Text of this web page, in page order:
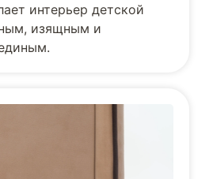
интерьер детской
изящным и